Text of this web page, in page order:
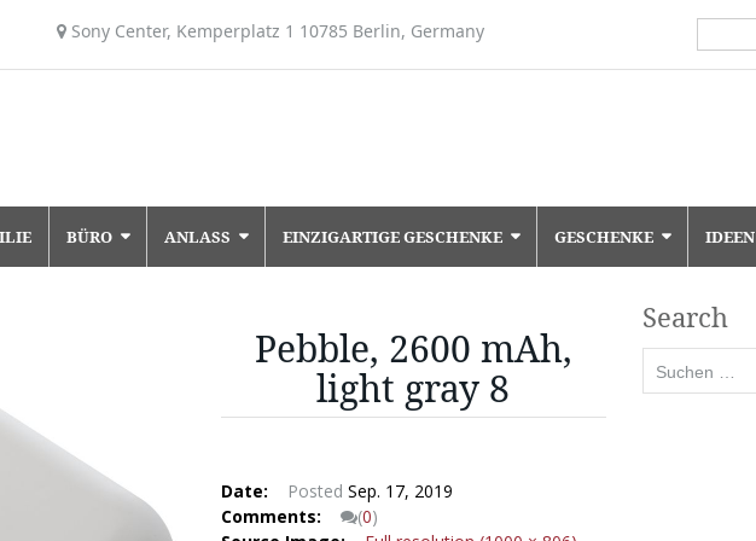
Sony Center, Kemperplatz 1 10785 Berlin, Germany
BÜRO ANLASS EINZIGARTIGE GESCHENKE GESCHENKE IDEEN
Pebble, 2600 mAh,
light gray 8
Date: Posted Sep. 17, 2019
Comments:
(0)
Search
nach: